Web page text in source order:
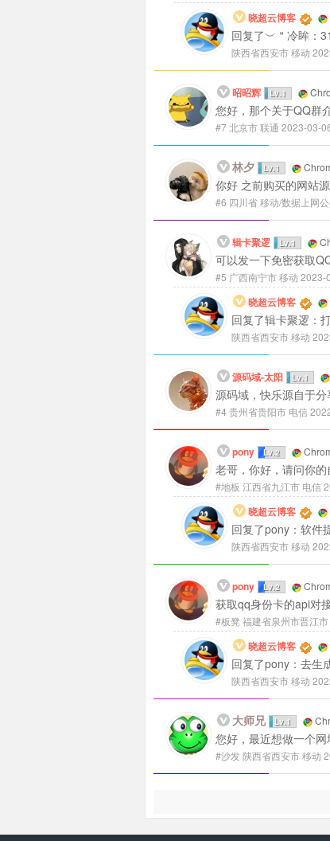
晓超云博客
回复了︶＂冷眸：
陕西省西安市 移动
昭昭辉 Lv.1
您好，那个关于QQ群
#7北京市 联通 2023-03-
林夕 Lv.1
你好 之前购买的网站
#6 四川省 移动/数据上网
辑卡聚逻 Lv.1
可以发一下免密获取
#5 广西南宁市 移动 2023-
晓超云博客
回复了辑卡聚逻：
陕西省西安市 移动
源码域-太阳 Lv.1
源码域，快乐源自于分
#4 贵州省贵阳市 电信
pony Lv.2
老哥，你好，请问你
#地板 江西省九江市 电信
晓超云博客
回复了pony：软件
陕西省西安市 移动
pony Lv.2
获取qq身份卡的api对
#板凳 福建省泉州市晋江
晓超云博客
回复了pony：去生
陕西省西安市 移动
大师兄 Lv.1
您好，最近想做一个
#沙发陕西省西安市 移动